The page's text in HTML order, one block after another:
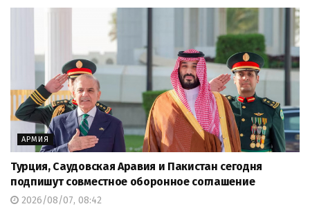
АРМИЯ
Турция, Саудовская Аравия и Пакистан сегодня
подпишут совместное оборонное соглашение
2026/08/07, 08:42